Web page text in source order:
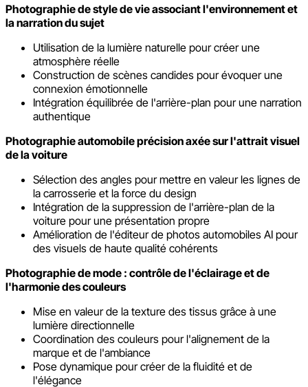
Photographie de style de vie associant l'environnement et
la narration du sujet
Utilisation de la lumière naturelle pour créer une
atmosphère réelle
Construction de scènes candides pour évoquer une
connexion émotionnelle
Intégration équilibrée de l'arrière-plan pour une narration
authentique
Photographie automobile précision axée sur l'attrait visuel
de la voiture
Sélection des angles pour mettre en valeur les lignes de
la carrosserie et la force du design
Intégration de la suppression de l'arrière-plan de la
voiture pour une présentation propre
Amélioration de l'éditeur de photos automobiles AI pour
des visuels de haute qualité cohérents
Photographie de mode : contrôle de l'éclairage et de
l'harmonie des couleurs
Mise en valeur de la texture des tissus grâce à une
lumière directionnelle
Coordination des couleurs pour l'alignement de la
marque et de l'ambiance
Pose dynamique pour créer de la fluidité et de
l'élégance